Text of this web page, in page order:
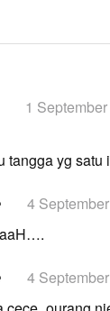
1
tangga yg
4
4